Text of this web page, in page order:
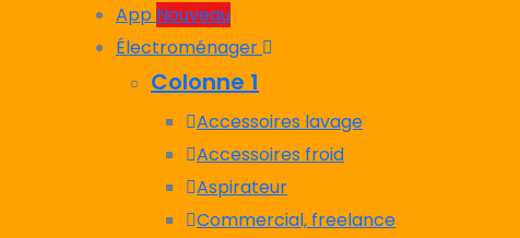
App Nouveau
Électroménager
Colonne 1
Accessoires lavage
Accessoires froid
Aspirateur
Commercial, freelance